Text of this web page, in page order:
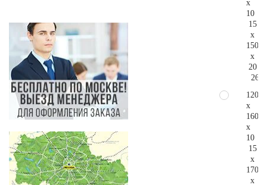
x
10
15
x
150
x
20
120
x
160
x
10
15
x
170
x